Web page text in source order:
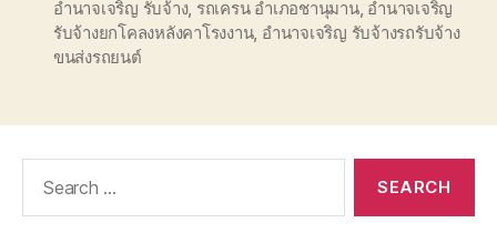
อำนาจเจริญ รับจ้าง, รถเครน อำเภอชานุมาน, อำนาจเจริญ
รับจ้างยกโคลงหลังคาโรงงาน, อำนาจเจริญ รับจ้างรถรับจ้าง
ขนส่งรถยนต์